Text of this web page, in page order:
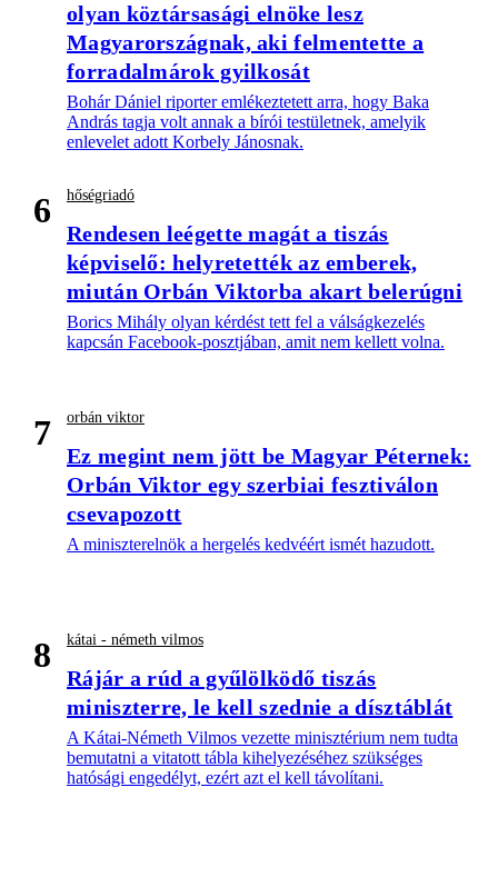
olyan köztársasági elnöke lesz
Magyarországnak, aki felmentette a
forradalmárok gyilkosát
Bohár Dániel riporter emlékeztetett arra, hogy Baka
András tagja volt annak a bírói testületnek, amelyik
enlevelet adott Korbely Jánosnak.
6 hőségriadó
Rendesen leégette magát a tiszás
képviselő: helyretették az emberek,
miután Orbán Viktorba akart belerúgni
Borics Mihály olyan kérdést tett fel a válságkezelés
kapcsán Facebook-posztjában, amit nem kellett volna.
7 orbán viktor
Ez megint nem jött be Magyar Péternek:
Orbán Viktor egy szerbiai fesztiválon
csevapozott
A miniszterelnök a hergelés kedvéért ismét hazudott.
8 kátai - németh vilmos
Rájár a rúd a gyűlölködő tiszás
miniszterre, le kell szednie a dísztáblát
A Kátai-Németh Vilmos vezette minisztérium nem tudta
bemutatni a vitatott tábla kihelyezéséhez szükséges
hatósági engedélyt, ezért azt el kell távolítani.